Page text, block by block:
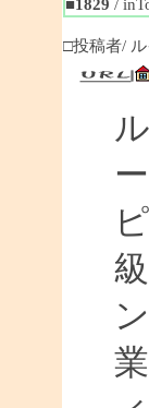
■1829 /
□投稿者/